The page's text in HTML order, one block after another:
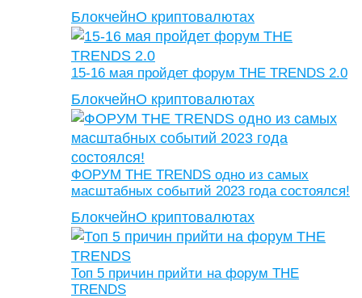
БлокчейнО криптовалютах
15-16 мая пройдет форум THE TRENDS 2.0
БлокчейнО криптовалютах
ФОРУМ THE TRENDS одно из самых
масштабных событий 2023 года состоялся!
БлокчейнО криптовалютах
Топ 5 причин прийти на форум THE
TRENDS